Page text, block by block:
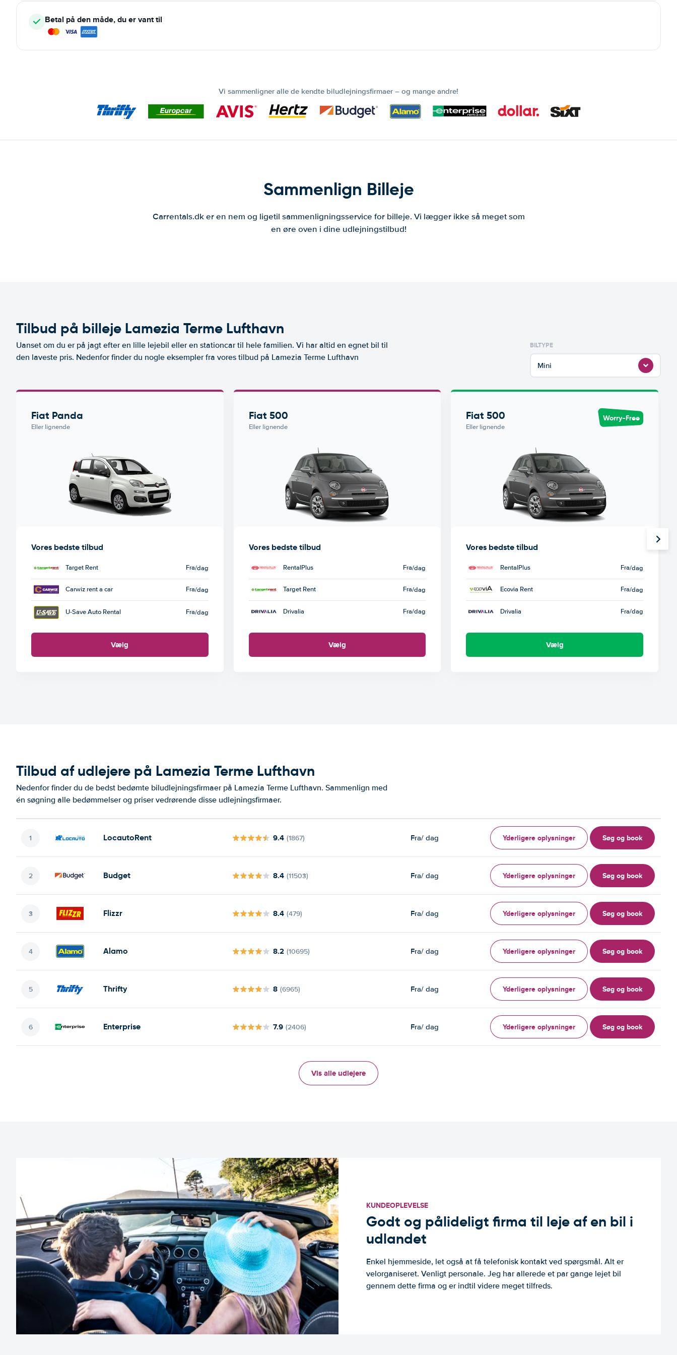
Betal på den måde, du er vant til
Vi sammenligner alle de kendte biludlejningsfirmaer – og mange andre!
Sammenlign Billeje
Carrentals.dk er en nem og ligetil sammenligningsservice for billeje. Vi lægger ikke så meget som
en øre oven i dine udlejningstilbud!
Tilbud på billeje Lamezia Terme Lufthavn
Uanset om du er på jagt efter en lille lejebil eller en stationcar til hele familien. Vi har altid en egnet bil til
den laveste pris. Nedenfor finder du nogle eksempler fra vores tilbud på Lamezia Terme Lufthavn
BILTYPE
Mini
Fiat Panda
Eller lignende
Vores bedste tilbud
Target Rent Fra/dag
Carwiz rent a car Fra/dag
U-Save Auto Rental Fra/dag
Vælg
Fiat 500
Eller lignende
Vores bedste tilbud
RentalPlus Fra/dag
Target Rent Fra/dag
Drivalia Fra/dag
Vælg
Fiat 500
Eller lignende
Worry-Free
Vores bedste tilbud
RentalPlus Fra/dag
Ecovia Rent Fra/dag
Drivalia Fra/dag
Vælg
Tilbud af udlejere på Lamezia Terme Lufthavn
Nedenfor finder du de bedst bedømte biludlejningsfirmaer på Lamezia Terme Lufthavn. Sammenlign med
én søgning alle bedømmelser og priser vedrørende disse udlejningsfirmaer.
LocautoRent 9.4 (1867) Fra/ dag Yderligere oplysninger Søg og book
Budget 8.4 (11503) Fra/ dag Yderligere oplysninger Søg og book
Flizzr 8.4 (479) Fra/ dag Yderligere oplysninger Søg og book
Alamo 8.2 (10695) Fra/ dag Yderligere oplysninger Søg og book
Thrifty 8 (6965) Fra/ dag Yderligere oplysninger Søg og book
Enterprise 7.9 (2406) Fra/ dag Yderligere oplysninger Søg og book
Vis alle udlejere
KUNDEOPLEVELSE
Godt og pålideligt firma til leje af en bil i
udlandet
Enkel hjemmeside, let også at få telefonisk kontakt ved spørgsmål. Alt er
velorganiseret. Venligt personale. Jeg har allerede et par gange lejet bil
gennem dette firma og er indtil videre meget tilfreds.